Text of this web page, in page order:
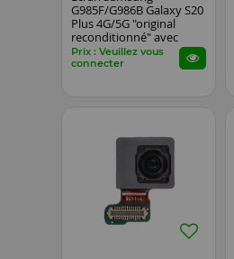
G985F/G986B Galaxy S20
Plus 4G/5G "original
reconditionné" avec
chassis bleu
Prix : Veuillez vous
connecter